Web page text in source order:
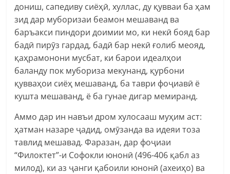
дониш, сапедиву сиёҳӣ, хуллас, ду қувваи ба ҳам
зид дар муборизаи беамон мешаванд ва
баръакси пиндори доимии мо, ки некӣ бояд бар
бадӣ пирӯз гардад, бадӣ бар некӣ ғолиб меояд,
қаҳрамонони мусбат, ки барои идеалҳои
баланду пок мубориза мекунанд, қурбони
қувваҳои сиёҳ мешаванд, ба таври фоҷиавӣ ё
кушта мешаванд, ё ба гунае дигар мемиранд.
Аммо дар ин навъи дром хулосааш муҳим аст:
ҳатман назаре ҷадид, омӯзанда ва идеяи тоза
тавлид мешавад. Фаразан, дар фоҷиаи
“Филоктет”-и Софокли юнонӣ (496-406 қабл аз
милод), ки аз ҷанги қабоили юнонӣ (ахеиҳо) ва